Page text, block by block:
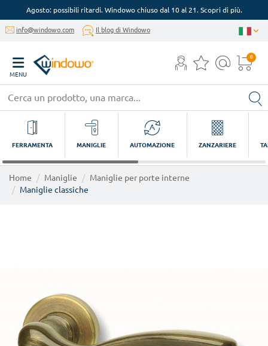
Agosto: possibili ritardi. Windowo chiuso dal 10 al 21. Scopri di più.
info@windowo.com Il blog di Windowo
MENU
0
FERRAMENTA MANIGLIE AUTOMAZIONE ZANZARIERE
Home Maniglie
Maniglie per porte interne
Maniglie classiche